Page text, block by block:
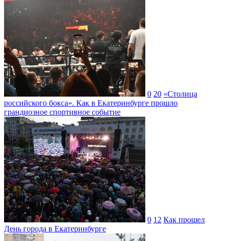
0 20 «Столица
российского бокса». Как в Екатеринбурге прошло
грандиозное спортивное событие
0 12 Как прошел
День города в Екатеринбурге